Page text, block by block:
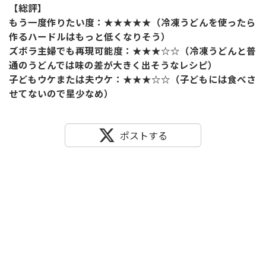
【総評】
もう一度作りたい度：★★★★★（冷凍うどんを使ったら
作るハードルはもっと低くなりそう）
ズボラ主婦でも再現可能度：★★★☆☆（冷凍うどんと普
通のうどんでは味の差が大きく出そうなレシピ）
子どもウケまたは夫ウケ：★★★☆☆（子どもには食べさ
せてないので星少なめ）
ポストする